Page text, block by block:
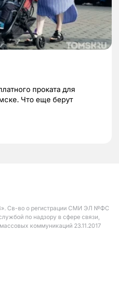
проката для
Что еще берут
Св-во о регистрации СМИ ЭЛ №ФС
по надзору в сфере связи,
коммуникаций 23.11.2017